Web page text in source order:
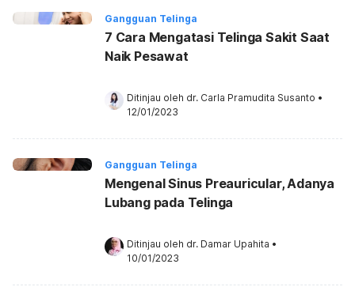
Gangguan Telinga
7 Cara Mengatasi Telinga Sakit Saat
Naik Pesawat
Ditinjau oleh dr. Carla Pramudita Susanto •
12/01/2023
Gangguan Telinga
Mengenal Sinus Preauricular, Adanya
Lubang pada Telinga
Ditinjau oleh dr. Damar Upahita •
10/01/2023